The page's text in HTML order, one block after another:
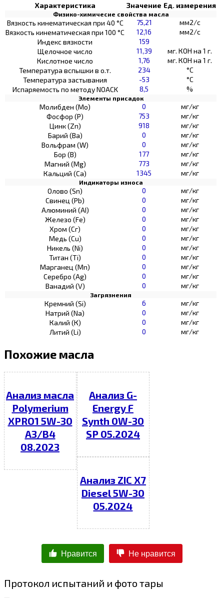
Характеристика Значение Ед. измерения
Физико-химичесие свойства масла
Вязкость кинематическая при 40 °С 75,21
мм2/с
Вязкость кинематическая при 100 °С
12,16
мм2/с
Индекс вязкости
159
Щелочное число
11,39
мг. КОН на 1 г.
Кислотное число
1,76
мг. КОН на 1 г.
Температура вспышки в о.т.
234
°C
Температура застывания
-53
°C
Испаряемость по методу NOACK
8,5 %
Элементы присадок
Молибден (Мо) 0
мг/кг
Фосфор (Р)
753
мг/кг
Цинк (Zn)
918
мг/кг
Барий (Ва)
0
мг/кг
Вольфрам (W)
0
мг/кг
Бор (В)
177
мг/кг
Магний (Mg)
773
мг/кг
Кальций (Са)
1345 мг/кг
Индикаторы износа
Олово (Sn) 0
мг/кг
Свинец (Pb)
0
мг/кг
Алюминий (AI)
0
мг/кг
Железо (Fe)
0
мг/кг
Хром (Сг)
0
мг/кг
Медь (Cu)
0
мг/кг
Никель (Ni)
0
мг/кг
Титан (Ti)
0
мг/кг
Марганец (Mn)
0
мг/кг
Серебро (Ag)
0
мг/кг
Ванадий (V)
0 мг/кг
Загрязнения
Кремний (Si) 6
мг/кг
Натрий (Na)
0
мг/кг
Калий (К)
0
мг/кг
Литий (Li)
0 мг/кг
Похожие масла
Анализ масла
Polymerium
XPRO1 5W-30
A3/B4
08.2023
Анализ G-
Energy F
Synth 0W-30
SP 05.2024
Анализ ZIC X7
Diesel 5W-30
05.2024
Нравится Не нравится
Протокол испытаний и фото тары